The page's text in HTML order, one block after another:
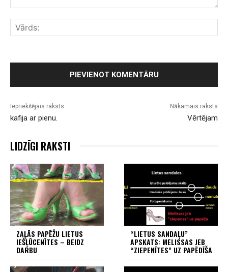
Iepriekšējais raksts
kafija ar pienu.
Nākamais raksts
Vērtējam
LIDZĪGI RAKSTI
ZAĻĀS PAPĒŽU LIETUS
IEŠĻŪCENĪTES – BEIDZ
DARBU
“LIETUS SANDAĻU”
APSKATS: MELISSAS JEB
“ZIEPENĪTES” UZ PAPĒDĪŠA